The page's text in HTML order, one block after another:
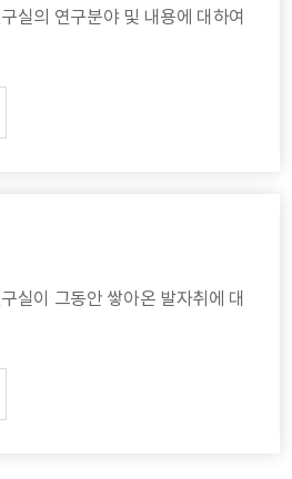
실의 연구분야 및 내용에 대하여
실이 그동안 쌓아온 발자취에 대